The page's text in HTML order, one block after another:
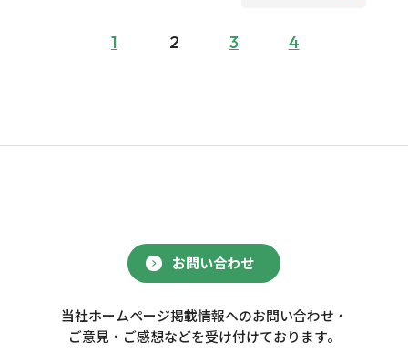
1 2 3 4
お問い合わせ
当社ホームページ掲載情報へのお問い合わせ・
ご意見・ご感想などを受け付けております。